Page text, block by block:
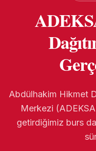
Abdülhakim Hikmet
Merkezi
getirdiğimiz burs